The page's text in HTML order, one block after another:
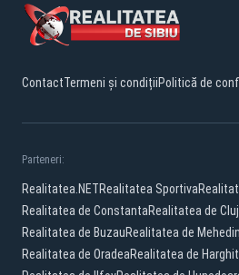
ContactTermeni și condițiiPolitică de
Parteneri:
Realitatea.NETRealitatea Sportiva
Realitatea de ConstantaRealitatea de Cluj
Realitatea de BuzauRealitatea de
Realitatea de OradeaRealitatea de